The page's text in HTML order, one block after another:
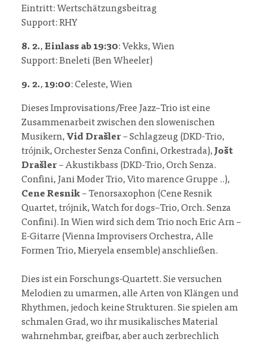
Eintritt: Wertschätzungsbeitrag
Support: RHY
8. 2.,Einlass ab 19:30: Vekks, Wien
Support: Bneleti (Ben Wheeler)
9. 2.,19:00: Celeste, Wien
Dieses Improvisations/Free Jazz–Trio ist eine
Zusammenarbeit zwischen den slowenischen
Musikern,Vid Drašler– Schlagzeug (DKD-Trio,
trójnik, Orchester Senza Confini, Orkestrada), Jošt
Drašler– Akustikbass (DKD-Trio, Orch Senza.
Confini, Jani Moder Trio, Vito marence Gruppe ..),
Cene Resnik– Tenorsaxophon (Cene Resnik
Quartet, trójnik, Watch for dogs–Trio, Orch. Senza
Confini). In Wien wird sich dem Trio noch Eric Arn –
E-Gitarre (Vienna Improvisers Orchestra, Alle
Formen Trio, Mieryela ensemble) anschließen.
Dies ist ein Forschungs-Quartett. Sie versuchen
Melodien zu umarmen, alle Arten von Klängen und
Rhythmen, jedoch keine Strukturen. Sie spielen am
schmalen Grad, wo ihr musikalisches Material
wahrnehmbar, greifbar, aber auch zerbrechlich